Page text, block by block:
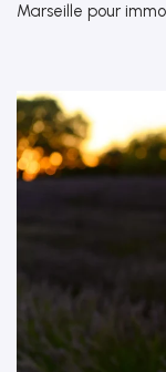
Marseille pour